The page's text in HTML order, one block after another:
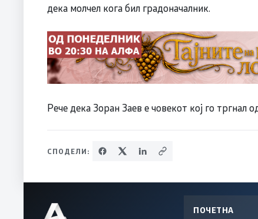
дека молчел кога бил градоначалник.
Рече дека Зоран Заев е човекот кој го тргнал
СПОДЕЛИ:
ПОЧЕТНА